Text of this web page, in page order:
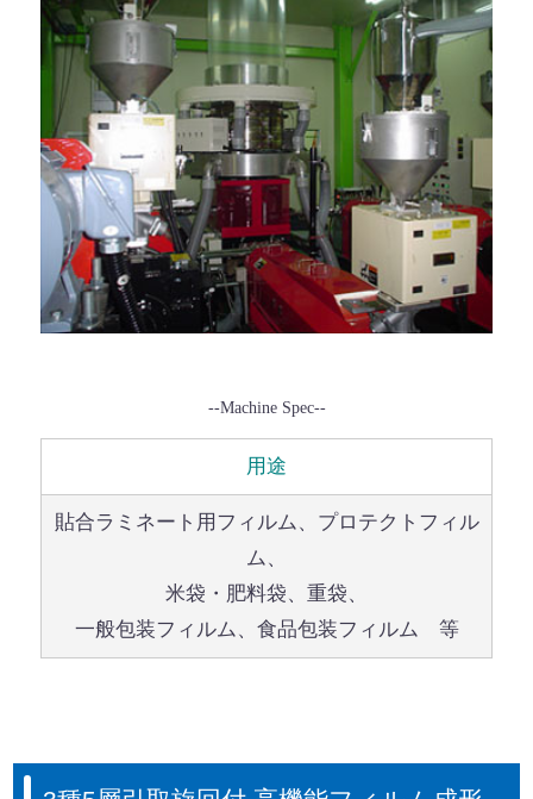
--Machine Spec--
用途
貼合ラミネート用フィルム、プロテクトフィル
ム、
米袋・肥料袋、重袋、
一般包装フィルム、食品包装フィルム 等